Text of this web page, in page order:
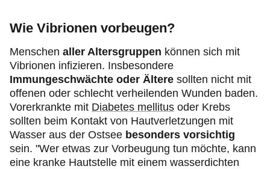
Wie Vibrionen vorbeugen?
Menschen aller Altersgruppen können sich mit
Vibrionen infizieren. Insbesondere
Immungeschwächte oder Ältere sollten nicht mit
offenen oder schlecht verheilenden Wunden baden.
Vorerkrankte mit Diabetes mellitus oder Krebs
sollten beim Kontakt von Hautverletzungen mit
Wasser aus der Ostsee besonders vorsichtig
sein. "Wer etwas zur Vorbeugung tun möchte, kann
eine kranke Hautstelle mit einem wasserdichten